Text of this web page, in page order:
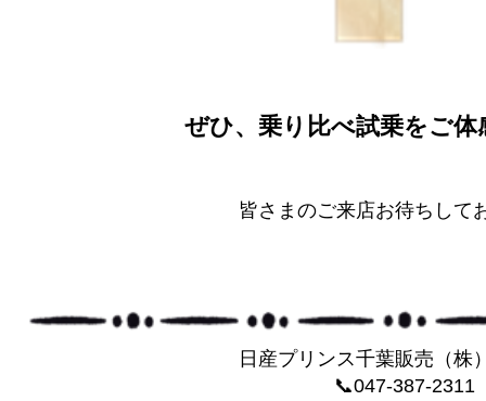
ぜひ、乗り比べ試乗をご
皆さまのご来店お待ちして
日産プリンス千葉販売（株
📞047-387-2311